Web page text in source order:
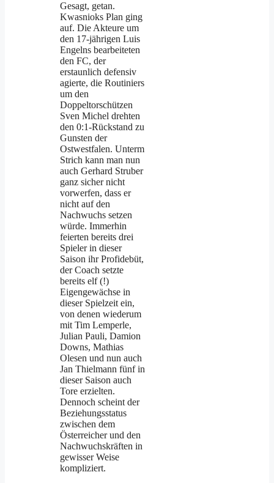
Gesagt, getan.
Kwasnioks Plan ging
auf. Die Akteure um
den 17-jährigen Luis
Engelns bearbeiteten
den FC, der
erstaunlich defensiv
agierte, die Routiniers
um den
Doppeltorschützen
Sven Michel drehten
den 0:1-Rückstand zu
Gunsten der
Ostwestfalen. Unterm
Strich kann man nun
auch Gerhard Struber
ganz sicher nicht
vorwerfen, dass er
nicht auf den
Nachwuchs setzen
würde. Immerhin
feierten bereits drei
Spieler in dieser
Saison ihr Profidebüt,
der Coach setzte
bereits elf (!)
Eigengewächse in
dieser Spielzeit ein,
von denen wiederum
mit Tim Lemperle,
Julian Pauli, Damion
Downs, Mathias
Olesen und nun auch
Jan Thielmann fünf in
dieser Saison auch
Tore erzielten.
Dennoch scheint der
Beziehungsstatus
zwischen dem
Österreicher und den
Nachwuchskräften in
gewisser Weise
kompliziert.